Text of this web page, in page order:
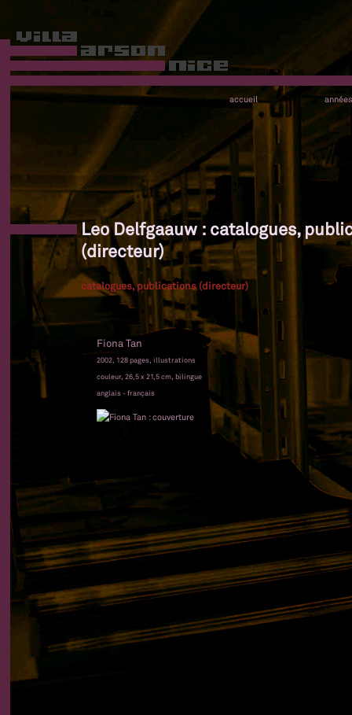
accueil années
Leo Delfgaauw : catalogues,
(directeur)
catalogues, publications (directeur)
Fiona Tan
2002, 128 pages, illustrations
couleur, 26,5 x 21,5 cm, bilingue
anglais - français